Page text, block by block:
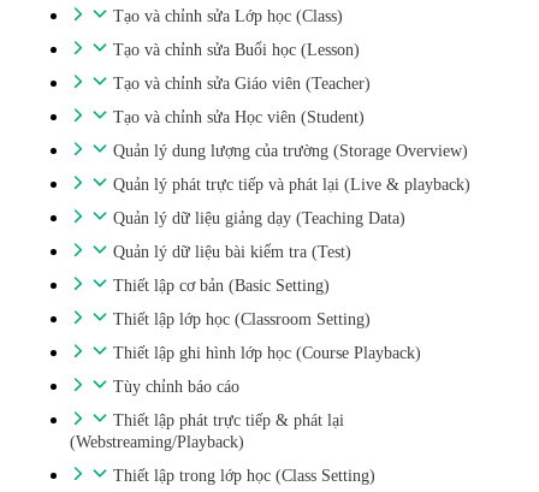
Tạo và chỉnh sửa Lớp học (Class)
Tạo và chỉnh sửa Buổi học (Lesson)
Tạo và chỉnh sửa Giáo viên (Teacher)
Tạo và chỉnh sửa Học viên (Student)
Quản lý dung lượng của trường (Storage Overview)
Quản lý phát trực tiếp và phát lại (Live & playback)
Quản lý dữ liệu giảng dạy (Teaching Data)
Quản lý dữ liệu bài kiểm tra (Test)
Thiết lập cơ bản (Basic Setting)
Thiết lập lớp học (Classroom Setting)
Thiết lập ghi hình lớp học (Course Playback)
Tùy chỉnh báo cáo
Thiết lập phát trực tiếp & phát lại
(Webstreaming/Playback)
Thiết lập trong lớp học (Class Setting)